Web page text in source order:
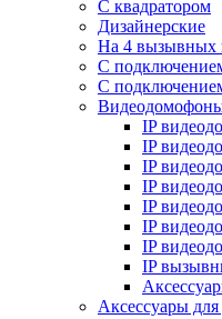
C квадратором
Дизайнерские
На 4 вызывных
С
С
IP
IP
IP
IP
IP
IP
IP
IP
Аксессуары